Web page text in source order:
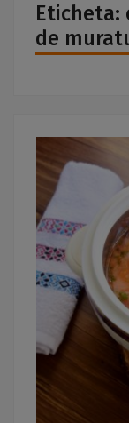
Eticheta:
de